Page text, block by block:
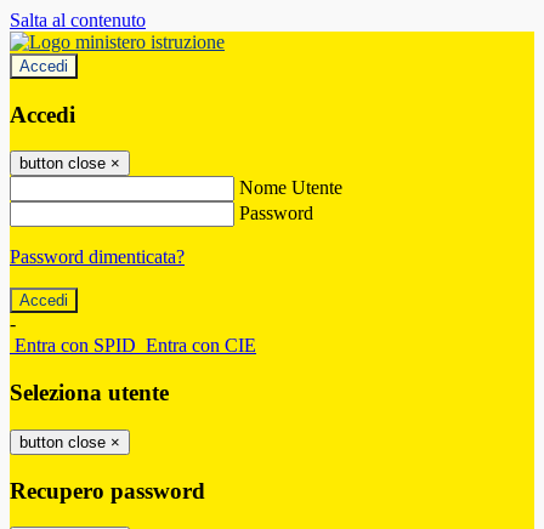
Salta al contenuto
Accedi
Accedi
button close ×
Nome Utente
Password
Password dimenticata?
-
Entra con SPID Entra con CIE
Seleziona utente
button close ×
Recupero password